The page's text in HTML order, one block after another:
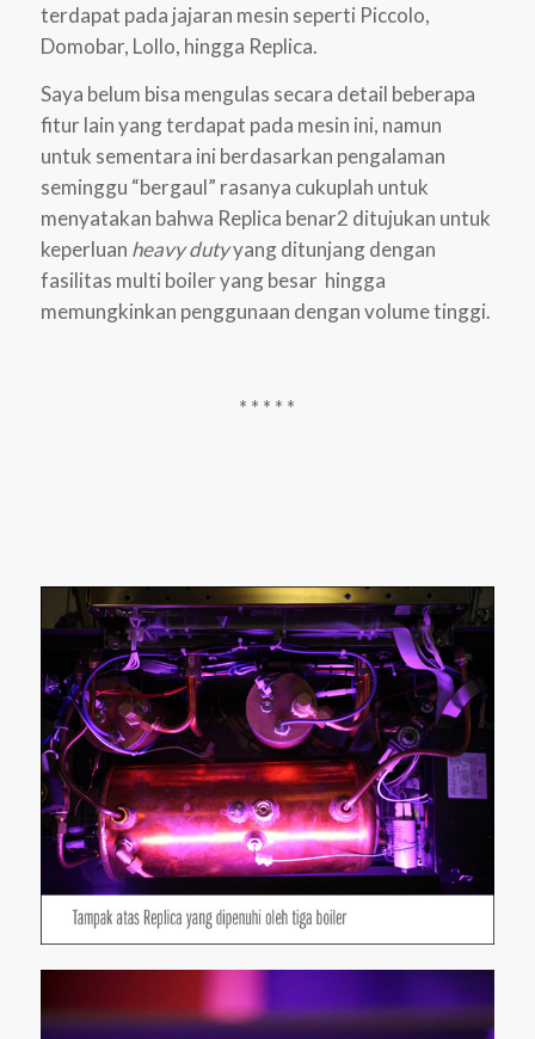
terdapat pada jajaran mesin seperti Piccolo,
Domobar, Lollo, hingga Replica.
Saya belum bisa mengulas secara detail beberapa
fitur lain yang terdapat pada mesin ini, namun
untuk sementara ini berdasarkan pengalaman
seminggu “bergaul” rasanya cukuplah untuk
menyatakan bahwa Replica benar2 ditujukan untuk
keperluan heavy dutyyang ditunjang dengan
fasilitas multi boiler yang besar hingga
memungkinkan penggunaan dengan volume tinggi.
* * * * *